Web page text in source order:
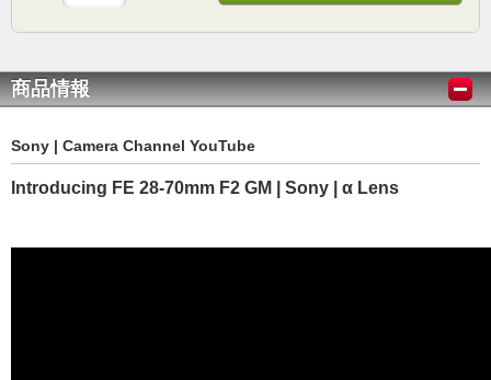
商品情報
Sony | Camera Channel YouTube
Introducing FE 28-70mm F2 GM | Sony | α Lens